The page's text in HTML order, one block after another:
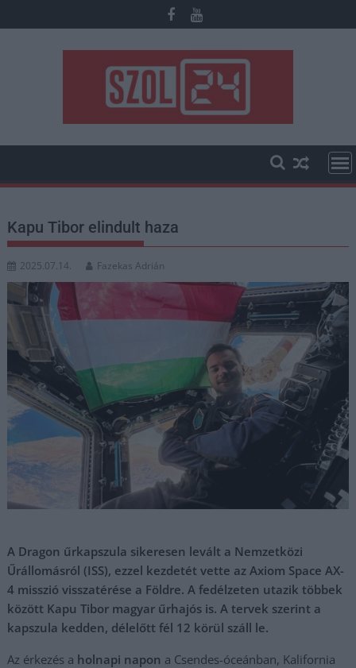
to
Kapu Tibor elindult haza
2025.07.14. Fazekas Adrián
A Dragon űrkapszula sikeresen levált a Nemzetközi
Űrállomásról (ISS), ezzel kezdetét vette az Axiom Space AX-
4 misszió visszatérése a Földre. A fedélzeten utazik többek
között Kapu Tibor magyar űrhajós is. A tervek szerint a
kapszula kedden, délelőtt fél 12 körül száll le.
Az érkezés a holnapi napon a Csendes-óceánban, Kalifornia